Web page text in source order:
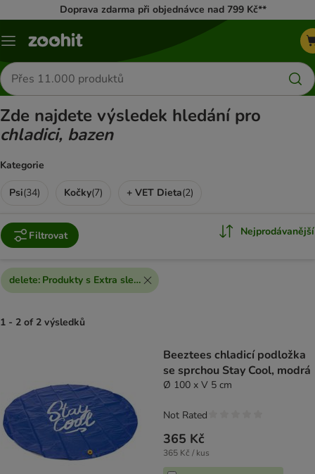
Doprava zdarma při objednávce nad 799 Kč**
Menu
Hledat
produkty
Zde najdete výsledek hledání pro
chladici, bazen
Kategorie
Psi(34) Kočky(7) + VET Dieta(2)
Filtrovat Nejprodávanější
delete: Produkty s Extra slevou
1 - 2 of 2 výsledků
Beeztees chladicí podložka
se sprchou Stay Cool, modrá
Ø 100 x V 5 cm
365 Kč
365 Kč / kus
Not Rated